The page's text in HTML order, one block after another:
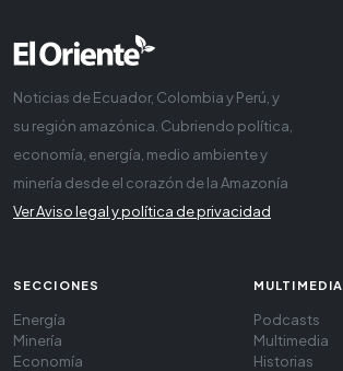
Noticias de Ecuador, Colombia y Perú, y
su región amazónica. Cubriendo política,
economía, energía, medio ambiente y
minería desde el corazón de la Amazonía
Ver Aviso legal y política de privacidad
SECCIONES
Energía
Minería
Economía
MULTIMEDIA
Podcasts
Multimedia
Historias